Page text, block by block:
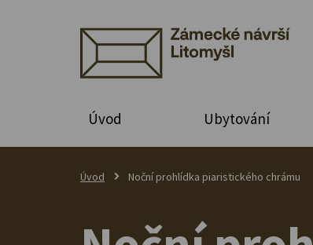
Úvod Ubytování
Úvod Noční prohlídka piaristického chrámu